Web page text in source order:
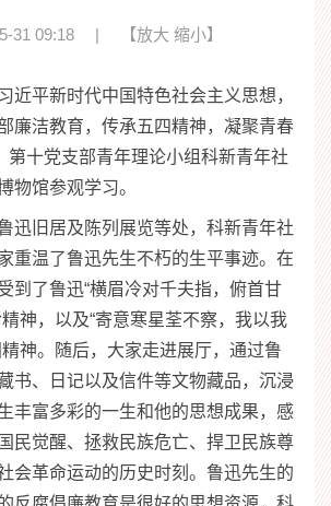
31 09:18 | 【放大 缩小】
平新时代中国特色社会主义思想，
廉洁教育，传承五四精神，凝聚青春
第十党支部青年理论小组科新青年社
物馆参观学习。
旧居及陈列展览等处，科新青年社
重温了鲁迅先生不朽的生平事迹。在
到了鲁迅“横眉冷对千夫指，俯首甘
神，以及“寄意寒星荃不察，我以我
神。随后，大家走进展厅，通过鲁
书、日记以及信件等文物藏品，沉浸
丰富多彩的一生和他的思想成果，感
民觉醒、拯救民族危亡、捍卫民族尊
会革命运动的历史时刻。鲁迅先生的